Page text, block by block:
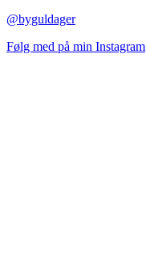
@byguldager
Følg med på min Instagram